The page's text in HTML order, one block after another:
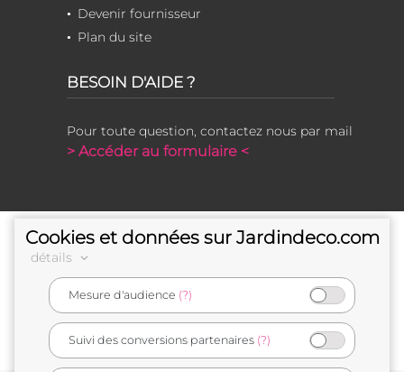
Devenir fournisseur
Plan du site
BESOIN D'AIDE ?
Pour toute question, contactez nous par mail
> Accéder au formulaire <
e-commerçant français
Cookies et données sur Jardindeco.com
détails
Mesure d'audience (?)
Suivi des conversions partenaires (?)